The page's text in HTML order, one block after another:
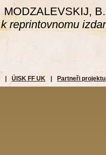
MODZALEVSKIJ,
k reprintovnomu
ÚISK FF UK Partneři projektu